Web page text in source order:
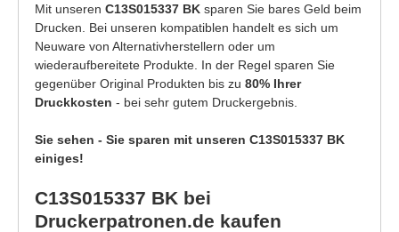
Mit unseren C13S015337 BK sparen Sie bares Geld beim
Drucken. Bei unseren kompatiblen handelt es sich um
Neuware von Alternativherstellern oder um
wiederaufbereitete Produkte. In der Regel sparen Sie
gegenüber Original Produkten bis zu 80% Ihrer
Druckkosten - bei sehr gutem Druckergebnis.
Sie sehen - Sie sparen mit unseren C13S015337 BK
einiges!
C13S015337 BK bei
Druckerpatronen.de kaufen